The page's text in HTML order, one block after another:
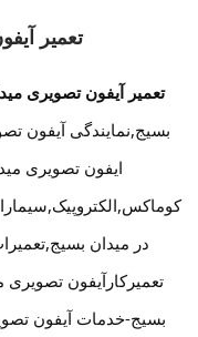
تعمیر
تعمیر آیفون تصویری
بسیج,نمایندگی آیفون
ایفون تصویری
در میدان
تعمیرکارآیفون
بسیج-خدمات آیفون